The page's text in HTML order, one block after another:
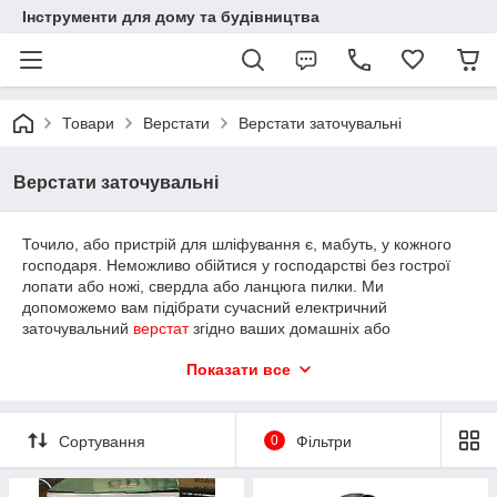
Інструменти для дому та будівництва
Товари Верстати Верстати заточувальні
Верстати заточувальні
Точило, або пристрій для шліфування є, мабуть, у кожного
господаря. Неможливо обійтися у господарстві без гострої
лопати або ножі, свердла або ланцюга пилки. Ми
допоможемо вам підібрати сучасний електричний
заточувальний верстатзгідно ваших домашніх або
«ЦЕПОК» дає можливість обирати.
Сучасні верстати для точіння та
шліфування
Показати все
Сортування 0 Фільтри